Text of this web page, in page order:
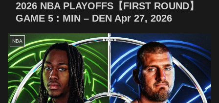
2026 NBA PLAYOFFS【FIRST ROUND】
GAME 5 : MIN – DEN Apr 27, 2026
NBA